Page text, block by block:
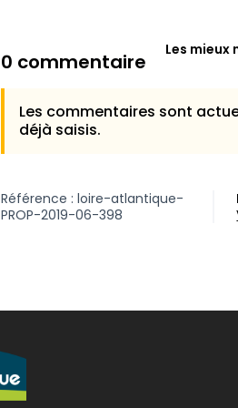
0 commentaire
Les mieux
Les commentaires sont
déjà saisis.
Référence : loire-atlantique-
PROP-2019-06-398